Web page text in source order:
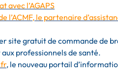
avec l’AGAPS
l’ACMF, le partenaire
site gratuit de commande de
professionnels de santé.
, le nouveau portail